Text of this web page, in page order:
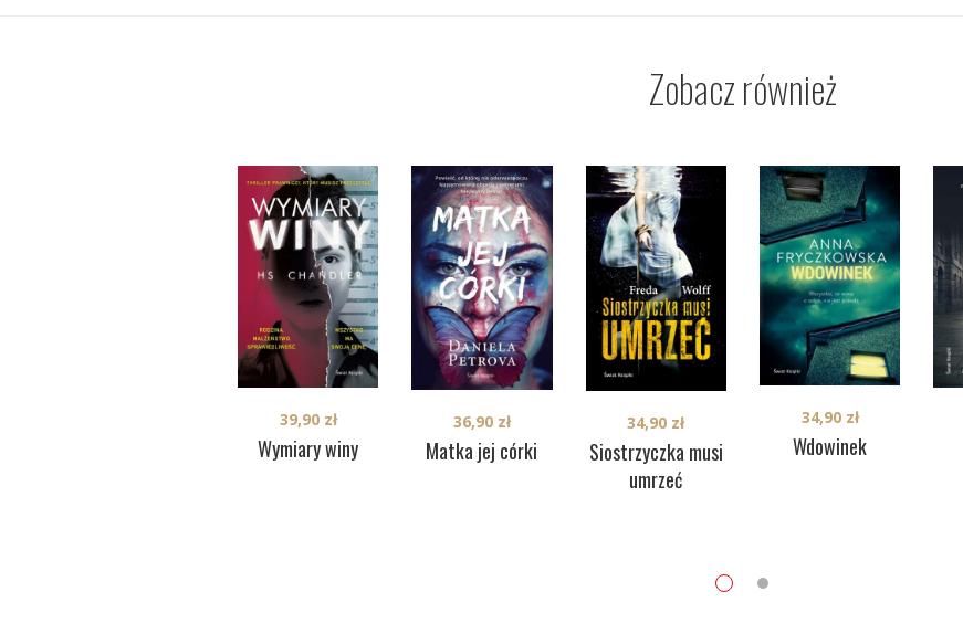
Zobacz również
Wymiary winy
39,90 zł
Matka jej córki
36,90 zł
Siostrzyczka musi
umrzeć
34,90 zł
Wdowinek
34,90 zł